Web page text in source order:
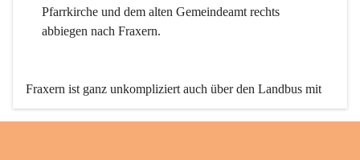
Pfarrkirche und dem alten Gemeindeamt rechts
abbiegen nach Fraxern.
Fraxern ist ganz unkompliziert auch über den Landbus mit
den öffentlichen Verkehrsmitteln zu erreichen. Die Linie